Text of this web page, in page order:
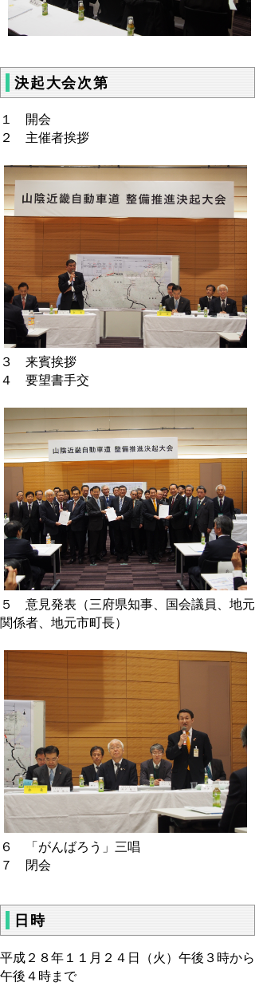
決起大会次第
１ 開会
２ 主催者挨拶
３ 来賓挨拶
４ 要望書手交
５ 意見発表（三府県知事、国会議員、地元
関係者、地元市町長）
６ 「がんばろう」三唱
７ 閉会
日時
平成２８年１１月２４日（火）午後３時から
午後４時まで